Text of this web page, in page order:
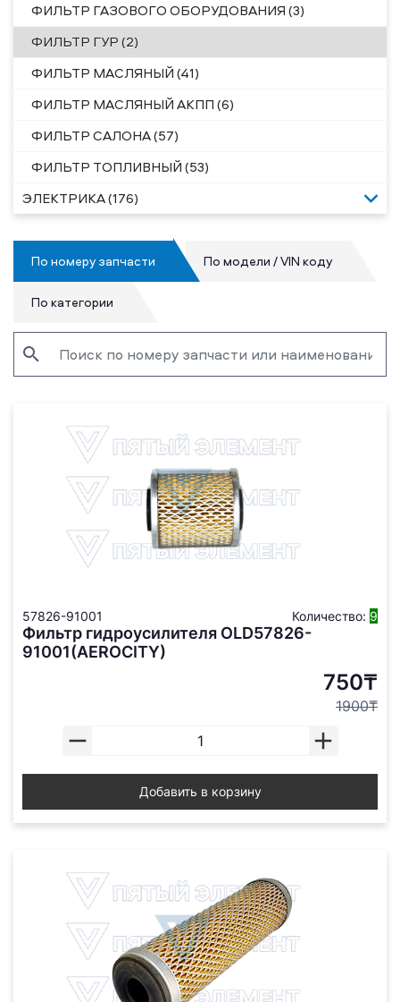
ФИЛЬТР ГАЗОВОГО ОБОРУДОВАНИЯ (3)
ФИЛЬТР ГУР (2)
ФИЛЬТР МАСЛЯНЫЙ (41)
ФИЛЬТР МАСЛЯНЫЙ АКПП (6)
ФИЛЬТР САЛОНА (57)
ФИЛЬТР ТОПЛИВНЫЙ (53)
ЭЛЕКТРИКА (176)
По номеру запчасти По модели / VIN коду
По категории
57826-91001 Количество: 9
Фильтр гидроусилителя OLD57826-
91001(AEROCITY)
750₸
1900₸
Добавить в корзину